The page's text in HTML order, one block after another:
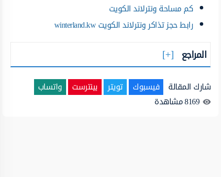
كم مساحة ونترلاند الكويت
رابط حجز تذاكر ونترلاند الكويت winterland.kw
المراجع
شارك المقالة فيسبوك تويتر بينترست
واتساب
8169مشاهدة